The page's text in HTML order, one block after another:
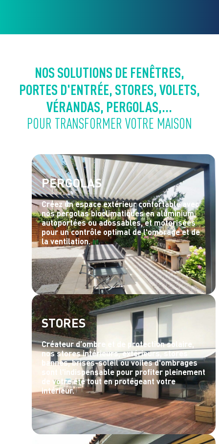
NOS SOLUTIONS DE FENÊTRES,
PORTES D'ENTRÉE, STORES, VOLETS,
VÉRANDAS, PERGOLAS,...
POUR TRANSFORMER VOTRE MAISON
PERGOLAS
Créez un espace extérieur confortable avec
nos pergolas bioclimatiques en aluminium,
autoportées ou adossables, et motorisées
pour un contrôle optimal de l'ombrage et de
la ventilation.
STORES
Créateur d’ombre et de protection solaire,
nos stores intérieurs, extérieurs, stores
bannes, brises-soleil ou voiles d'ombrages
sont l'indispensable pour profiter pleinement
de votre été tout en protégeant votre
intérieur.